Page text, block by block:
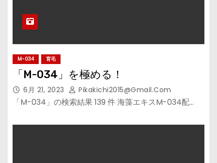
M-034 育毛
「M-034」を極める！
6月 21, 2023 Pikakichi2015@gmail.com
「M-034」の検索結果 139 件 海藻エキスM-034配…